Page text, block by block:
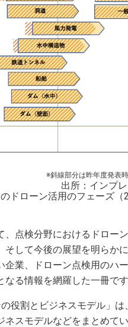
※斜線部分は昨年度発表
出所：インプ
ドローン活用のフェーズ（
点検分野におけるドロー
して今後の展望を明らか
業、ドローン点検用のハ
る情報を網羅した一冊です
役割とビジネスモデル」は
スモデルなどをまとめてい